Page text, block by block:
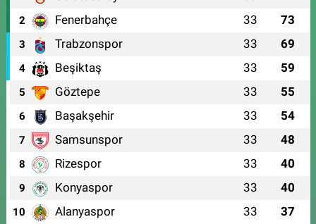
2 Fenerbahçe 33 73
3 Trabzonspor 33 69
4 Beşiktaş 33 59
5 Göztepe 33 55
6 Başakşehir 33 54
7 Samsunspor 33 48
8 Rizespor 33 40
9 Konyaspor 33 40
10 Alanyaspor 33 37